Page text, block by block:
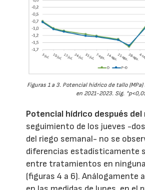
Figuras 1 a 3. Potencial hídrico de tallo
en 2021-2023. Sig.
Potencial hídrico después del
seguimiento de los jueves -
del riego semanal- no se
diferencias estadísticamente
entre tratamientos en
(figuras 4 a 6). Análogamente